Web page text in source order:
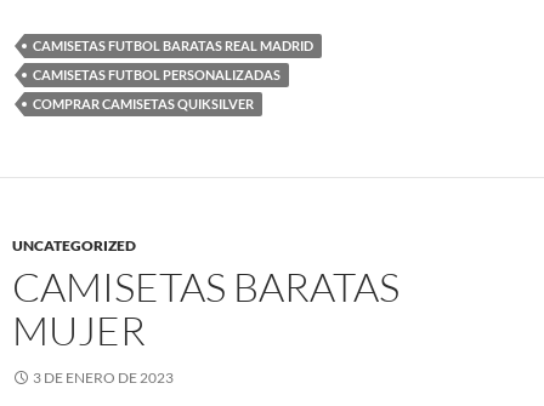
CAMISETAS FUTBOL BARATAS REAL MADRID
CAMISETAS FUTBOL PERSONALIZADAS
COMPRAR CAMISETAS QUIKSILVER
UNCATEGORIZED
CAMISETAS BARATAS
MUJER
3 DE ENERO DE 2023